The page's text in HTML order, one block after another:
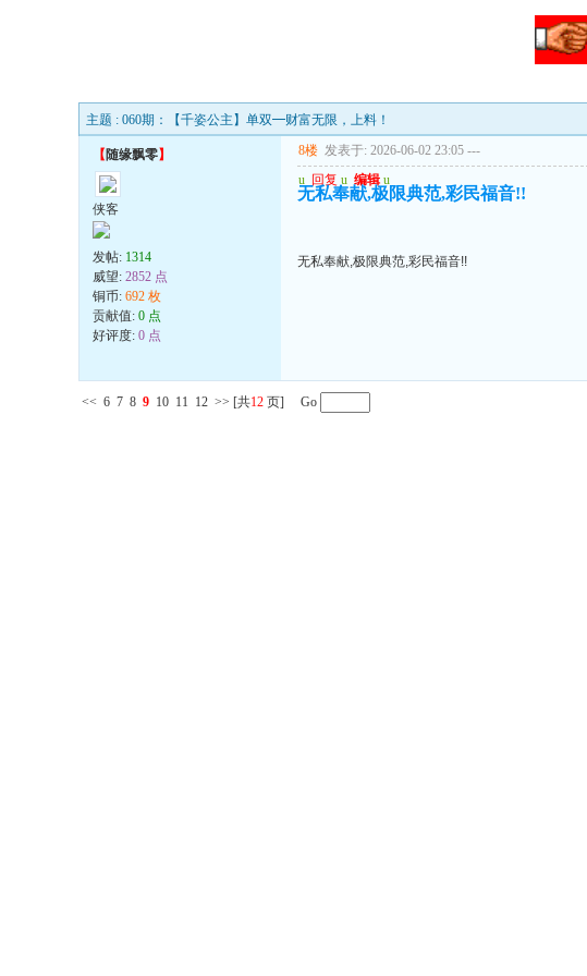
主题 : 060期：【千姿公主】单双━财富无限，上料！
【 随缘飘零】
侠客
发帖: 1314
威望: 2852 点
铜币: 692 枚
贡献值: 0 点
好评度: 0 点
8楼 发表于: 2026-06-02 23:05 ---
u 回复 u 编辑 u
无私奉献,极限典范,彩民福音!!
无私奉献,极限典范,彩民福音!!
<< 6 7 8 9 10 11 12 >> [共12 页] Go